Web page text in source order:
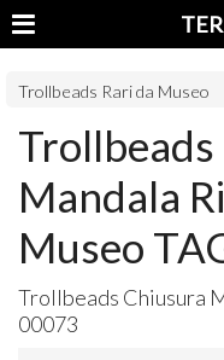
Trollbeads Rari da Museo
Mandala
Museo
Trollbeads Chiusura
00073